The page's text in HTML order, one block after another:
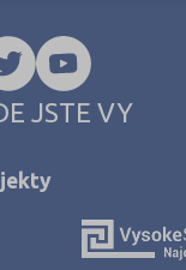
JSTE VY